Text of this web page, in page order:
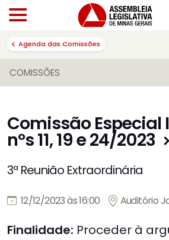
Agenda das Comissões
COMISSÕES
Comissão
nºs 11, 19 e 24/2023
3ª Reunião Extraordinária
12/12/2023 às 16:00 Auditório
Finalidade: Proceder à